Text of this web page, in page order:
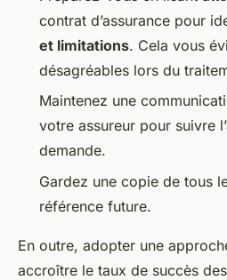
contrat d’assurance pour
et limitations. Cela vous
désagréables lors du
Maintenez une
votre assureur pour suivre
demande.
Gardez une copie de tous
référence future.
En outre, adopter une
accroître le taux de succès